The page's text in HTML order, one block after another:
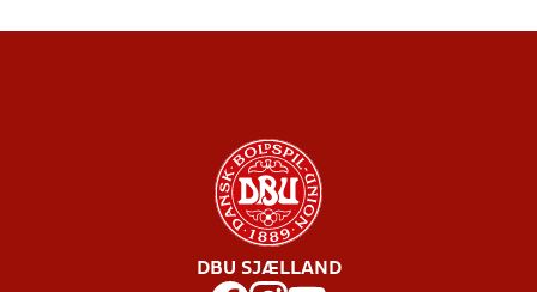
DBU SJÆLLAND